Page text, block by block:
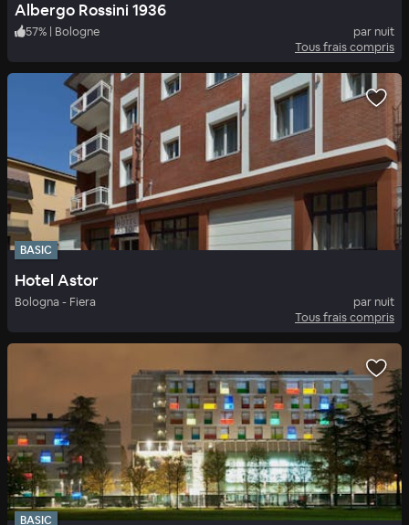
Albergo Rossini 1936
57% | Bologne
par nuit
Tous frais compris
BASIC
Hotel Astor
Bologna - Fiera
par nuit
Tous frais compris
BASIC